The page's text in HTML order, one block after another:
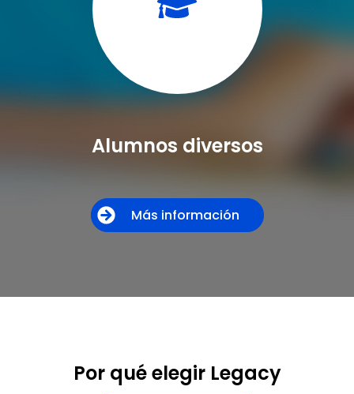
Alumnos diversos
Más información
Por qué elegir Legacy